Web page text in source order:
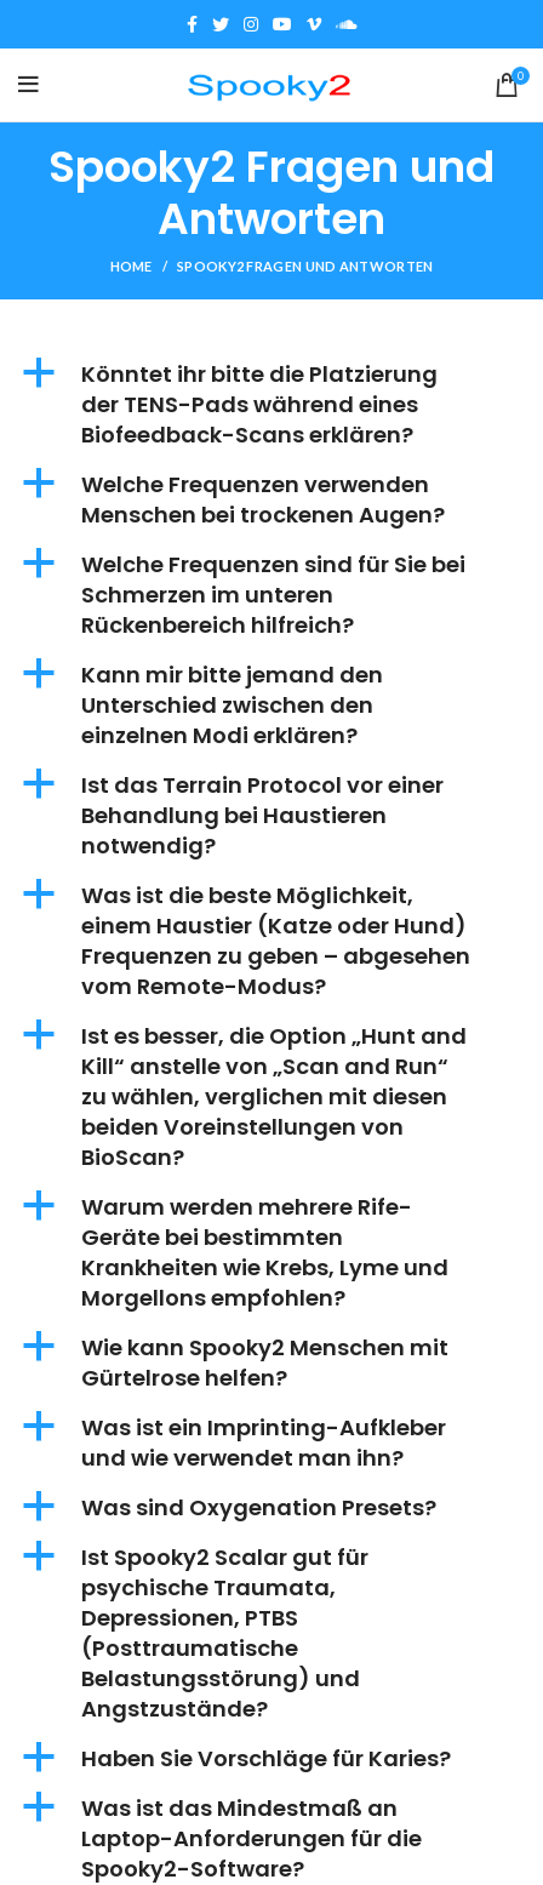
0
Spooky2 Fragen und
Antworten
HOME SPOOKY2 FRAGEN UND ANTWORTEN
a
Könntet ihr bitte die Platzierung
der TENS-Pads während eines
Biofeedback-Scans erklären?
a
Welche Frequenzen verwenden
Menschen bei trockenen Augen?
a
Welche Frequenzen sind für Sie bei
Schmerzen im unteren
Rückenbereich hilfreich?
a
Kann mir bitte jemand den
Unterschied zwischen den
einzelnen Modi erklären?
a
Ist das Terrain Protocol vor einer
Behandlung bei Haustieren
notwendig?
a
Was ist die beste Möglichkeit,
einem Haustier (Katze oder Hund)
Frequenzen zu geben – abgesehen
vom Remote-Modus?
a
Ist es besser, die Option „Hunt and
Kill“ anstelle von „Scan and Run“
zu wählen, verglichen mit diesen
beiden Voreinstellungen von
BioScan?
a
Warum werden mehrere Rife-
Geräte bei bestimmten
Krankheiten wie Krebs, Lyme und
Morgellons empfohlen?
a
Wie kann Spooky2 Menschen mit
Gürtelrose helfen?
a
Was ist ein Imprinting-Aufkleber
und wie verwendet man ihn?
a Was sind Oxygenation Presets?
a
Ist Spooky2 Scalar gut für
psychische Traumata,
Depressionen, PTBS
(Posttraumatische
Belastungsstörung) und
Angstzustände?
a Haben Sie Vorschläge für Karies?
a
Was ist das Mindestmaß an
Laptop-Anforderungen für die
Spooky2-Software?